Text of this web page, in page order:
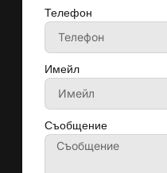
Телефон
Имейл
Съобщение